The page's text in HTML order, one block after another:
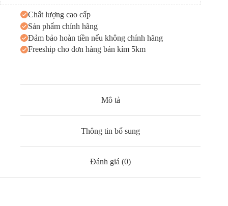
Chất lượng cao cấp
Sản phẩm chính hãng
Đảm bảo hoàn tiền nếu không chính hãng
Freeship cho đơn hàng bán kím 5km
Mô tả
Thông tin bổ sung
Đánh giá (0)